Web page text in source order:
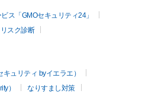
ス「GMOセキュリティ24」
スク診断
ュリティ byイエラエ）
）
なりすまし対策